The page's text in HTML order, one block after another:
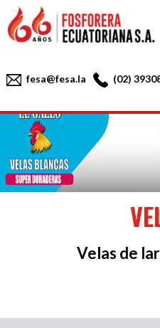
Skip
to
content
fesa@fesa.la (02)
Velas de